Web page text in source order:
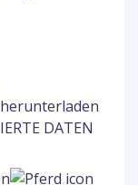
DATEN